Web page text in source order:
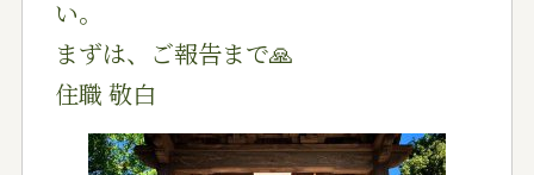
い。
まずは、ご報告まで🙏
住職 敬白